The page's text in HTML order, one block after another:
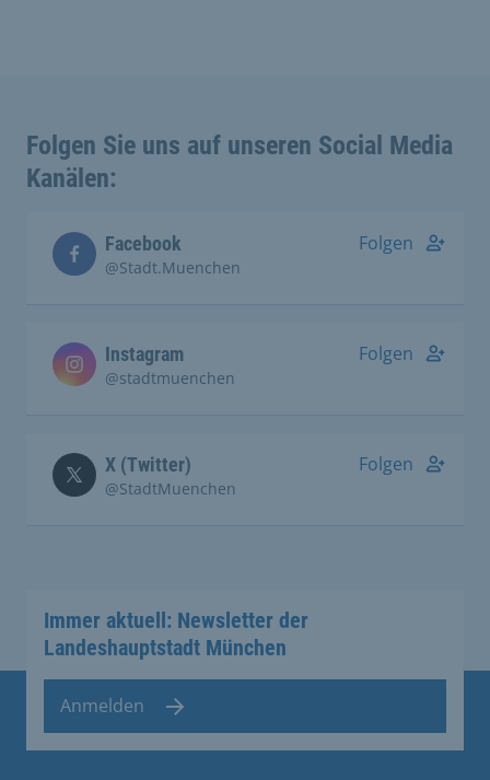
Folgen Sie uns auf unseren Social Media
Kanälen:
Facebook
@Stadt.Muenchen
Folgen
Instagram
@stadtmuenchen
Folgen
X (Twitter)
@StadtMuenchen
Folgen
Immer aktuell: Newsletter der
Landeshauptstadt München
Anmelden